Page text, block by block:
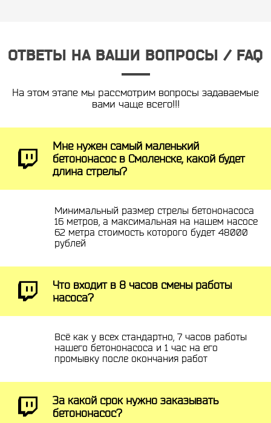
ОТВЕТЫ НА ВАШИ ВОПРОСЫ / FAQ
На этом этапе мы рассмотрим вопросы задаваемые
вами чаще всего!!!
Мне нужен самый маленький
бетононасос в Смоленске, какой будет
длина стрелы?
Минимальный размер стрелы бетононасоса
16 метров, а максимальная на нашем насосе
62 метра стоимость которого будет 48000
рублей
Что входит в 8 часов смены работы
насоса?
Всё как у всех стандартно, 7 часов работы
нашего бетононасоса и 1 час на его
промывку после окончания работ
За какой срок нужно заказывать
бетононасос?